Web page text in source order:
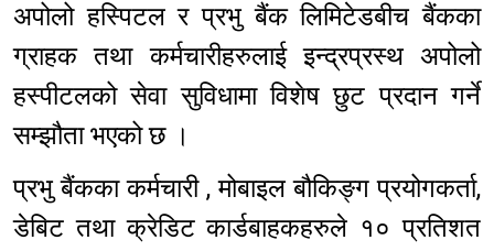
अपोलो हस्पिटल र प्रभु बैंक लिमिटेडबीच बैंकका
ग्राहक तथा कर्मचारीहरुलाई इन्द्रप्रस्थ अपोलो
हस्पीटलको सेवा सुविधामा विशेष छुट प्रदान गर्ने
सम्झौता भएको छ ।
प्रभु बैंकका कर्मचारी , मोबाइल बौकिङ्ग प्रयोगकर्ता,
डेबिट तथा क्रेडिट कार्डबाहकहरुले १० प्रतिशत